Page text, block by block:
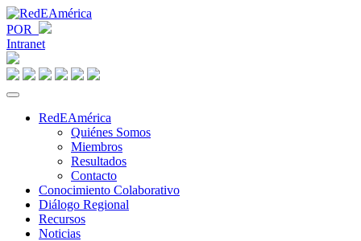
POR
Intranet
RedEAmérica
Quiénes Somos
Miembros
Resultados
Contacto
Conocimiento Colaborativo
Diálogo Regional
Recursos
Noticias